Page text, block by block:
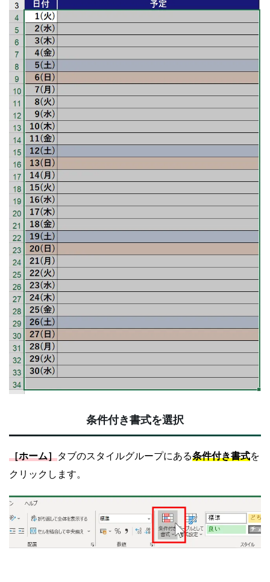
条件付き書式を選択
［ホーム］タブのスタイルグループにある条件付き書式を
クリックします。